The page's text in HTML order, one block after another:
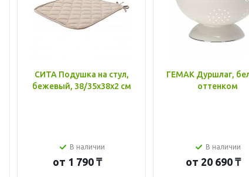
СИТА Подушка на стул,
бежевый, 38/35x38x2 см
В наличии
от 1 790 ₸
ГЕМАК Дуршлаг,
оттенком
В наличии
от 20 690 ₸